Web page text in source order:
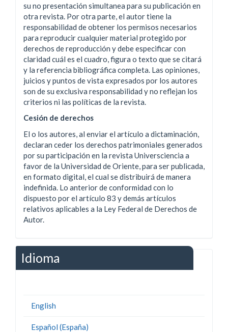
su no presentación simultanea para su publicación en
otra revista. Por otra parte, el autor tiene la
responsabilidad de obtener los permisos necesarios
para reproducir cualquier material protegido por
derechos de reproducción y debe especificar con
claridad cuál es el cuadro, figura o texto que se citará
y la referencia bibliográfica completa. Las opiniones,
juicios y puntos de vista expresados por los autores
son de su exclusiva responsabilidad y no reflejan los
criterios ni las políticas de la revista.
Cesión de derechos
El o los autores, al enviar el artículo a dictaminación,
declaran ceder los derechos patrimoniales generados
por su participación en la revista Universciencia a
favor de la Universidad de Oriente, para ser publicada,
en formato digital, el cual se distribuirá de manera
indefinida. Lo anterior de conformidad con lo
dispuesto por el artículo 83 y demás artículos
relativos aplicables a la Ley Federal de Derechos de
Autor.
Idioma
English
Español (España)